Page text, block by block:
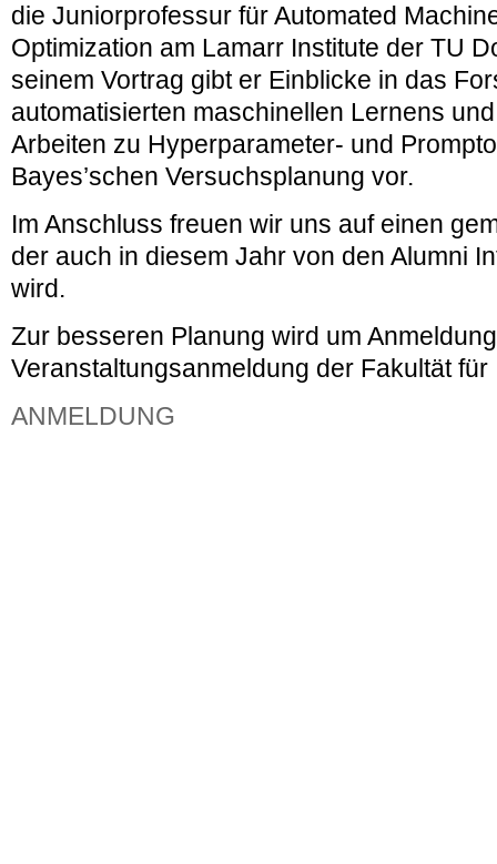
die Juniorprofessur für Automated
Optimization am Lamarr Institute der TU
seinem Vortrag gibt er Einblicke in das
automatisierten maschinellen Lernens
Arbeiten zu Hyperparameter- und
Bayes’schen Versuchsplanung vor.
Im Anschluss freuen wir uns auf einen
der auch in diesem Jahr von den Alumni
wird.
Zur besseren Planung wird um
Veranstaltungsanmeldung der Fakultät
ANMELDUNG